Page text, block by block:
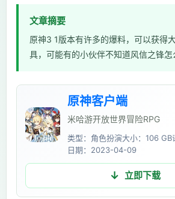
文章摘要
原神3 1版本有许多的爆料，可以获得
具，可能有的小伙伴不知道风信之锋怎
原神客户端
米哈游开放世界冒险RPG
类型：角色扮演大小：106 GB
日期：2023-04-09
立即下载